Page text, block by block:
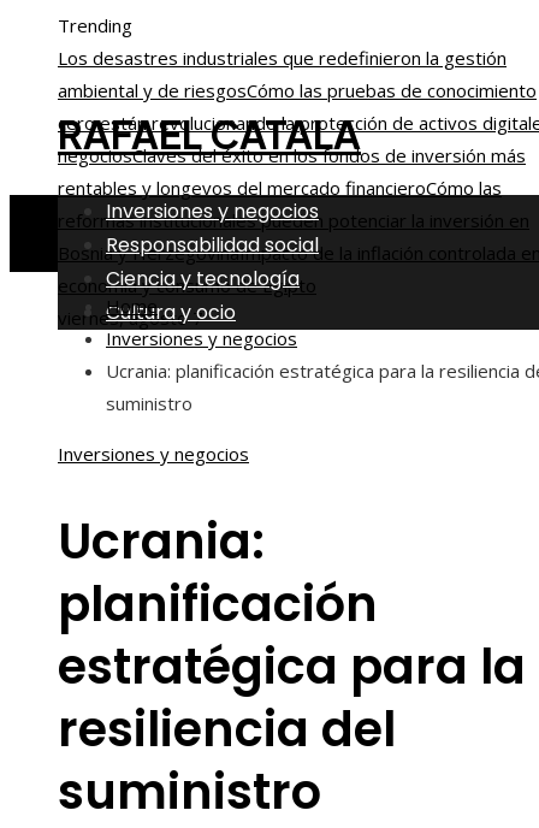
Trending
Los desastres industriales que redefinieron la gestión
ambiental y de riesgosCómo las pruebas de conocimiento
cero están revolucionando la protección de activos
negociosClaves del éxito en los fondos de inversión más
rentables y longevos del mercado financieroCómo las
reformas institucionales pueden potenciar la inversión en
Bosnia y HerzegovinaImpacto de la inflación controlada
economía y consumo de Egipto
viernes, agosto 7
RAFAEL CATALA
Inversiones y negocios
Responsabilidad social
Ciencia y tecnología
Cultura y ocio
Home
Inversiones y negocios
Ucrania: planificación estratégica para la resiliencia
suministro
Inversiones y negocios
Ucrania:
planificación
estratégica para la
resiliencia del
suministro